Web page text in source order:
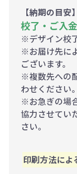
【納期の目安】
校了・ご入
※デザイン校
※お届け先に
ございます。
※複数先への
わせください。
※お急ぎの場
協力させてい
さい。
印刷方法に